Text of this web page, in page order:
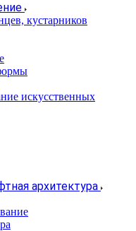
кустарников
искусственных
архитектура